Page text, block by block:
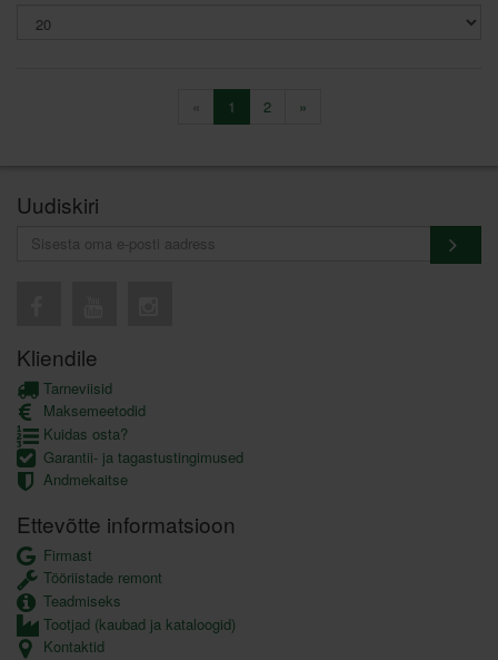
« 1 2 »
Uudiskiri
Kliendile
Tarneviisid
Maksemeetodid
Kuidas osta?
Garantii- ja tagastustingimused
Andmekaitse
Ettevõtte informatsioon
Firmast
Tööriistade remont
Teadmiseks
Tootjad (kaubad ja kataloogid)
Kontaktid